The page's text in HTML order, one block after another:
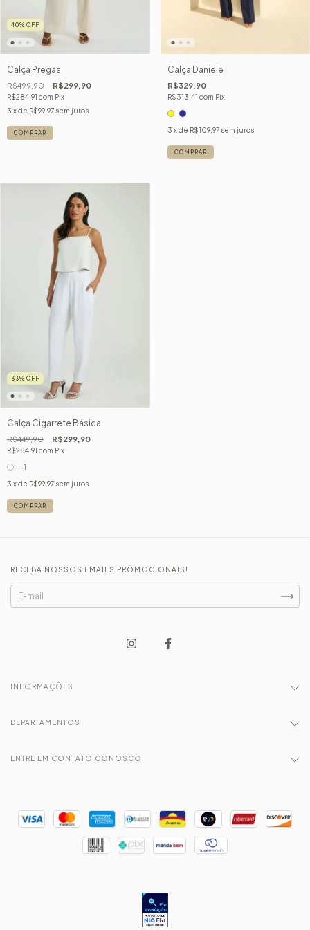
40% OFF
Calça Pregas
R$499,90 R$299,90
R$284,91 com Pix
3 x de R$99,97 sem juros
COMPRAR
Calça Daniele
R$329,90
R$313,41 com Pix
3 x de R$109,97 sem juros
COMPRAR
33% OFF
Calça Cigarrete Básica
R$449,90 R$299,90
R$284,91 com Pix
+1
3 x de R$99,97 sem juros
COMPRAR
RECEBA NOSSOS EMAILS PROMOCIONAIS!
INFORMAÇÕES
DEPARTAMENTOS
ENTRE EM CONTATO CONOSCO